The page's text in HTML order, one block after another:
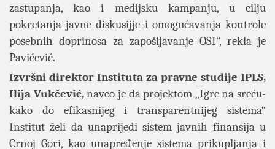
zastupanja, kao i medijsku kampanju, u cilju
pokretanja javne diskusijje i omogućavanja kontrole
posebnih doprinosa za zapošljavanje OSI“, rekla je
Pavićević.
Izvršni direktor Instituta za pravne studije IPLS,
Ilija Vukčević,naveo je da projektom „Igre na sreću-
kako do efikasnijeg i transparentnijeg sistema“
Institut želi da unaprijedi sistem javnih finansija u
Crnoj Gori, kao unapređenje sistema prikupljanja i